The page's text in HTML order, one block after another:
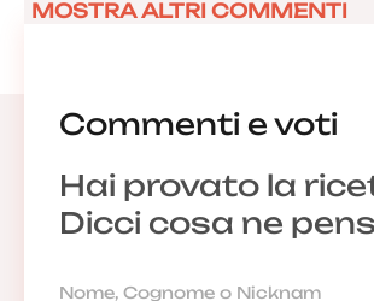
Commenti e voti
Hai provato la
Dicci cosa ne
MOSTRA ALTRI COMMENTI